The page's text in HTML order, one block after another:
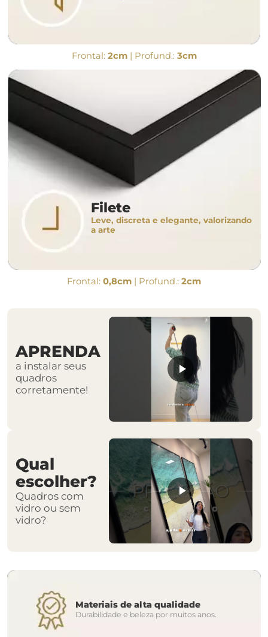
Frontal: 2cm| Profund.: 3cm
Filete
Leve, discreta e elegante, valorizando
a arte
Frontal: 0,8cm | Profund.: 2cm
APRENDA
a instalar seus
quadros
corretamente!
Qual
escolher?
Quadros com
vidro ou sem
vidro?
Materiais de alta qualidade
Durabilidade e beleza por muitos anos.